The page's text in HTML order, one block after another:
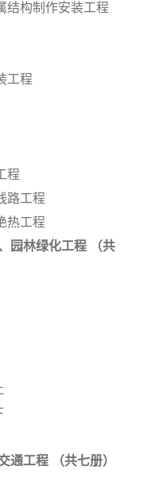
结构制作安装工程
工程
程
路工程
热工程
园林绿化工程 （共
通工程 （共七册）
北京市建设工程消耗量定